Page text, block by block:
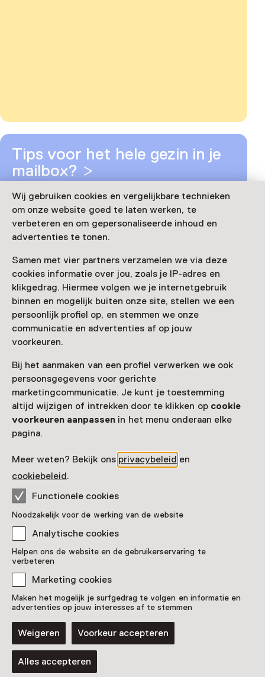
Wij gebruiken cookies en vergelijkbare technieken
om onze website goed te laten werken, te
verbeteren en om gepersonaliseerde inhoud en
advertenties te tonen.
Samen met vier partners verzamelen we via deze
cookies informatie over jou, zoals je IP-adres en
klikgedrag. Hiermee volgen we je internetgebruik
binnen en mogelijk buiten onze site, stellen we een
persoonlijk profiel op, en stemmen we onze
communicatie en advertenties af op jouw
voorkeuren.
Bij het aanmaken van een profiel verwerken we ook
persoonsgegevens voor gerichte
marketingcommunicatie. Je kunt je toestemming
altijd wijzigen of intrekken door te klikken op cookie
voorkeuren aanpassen in het menu onderaan elke
pagina.
Meer weten? Bekijk ons privacybeleid en
cookiebeleid.
Functionele cookies
Noodzakelijk voor de werking van de website
Analytische cookies
Helpen ons de website en de gebruikerservaring te
verbeteren
Marketing cookies
Maken het mogelijk je surfgedrag te volgen en informatie en
advertenties op jouw interesses af te stemmen
Weigeren Voorkeur accepteren
Alles accepteren
Tips voor het hele gezin in je
mailbox?
Onbeperkt met de kids naar
het museum?
Bestel een Museumkidskaart